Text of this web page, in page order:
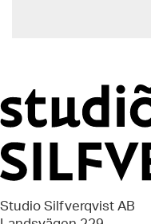
Studio Silfverqvist AB